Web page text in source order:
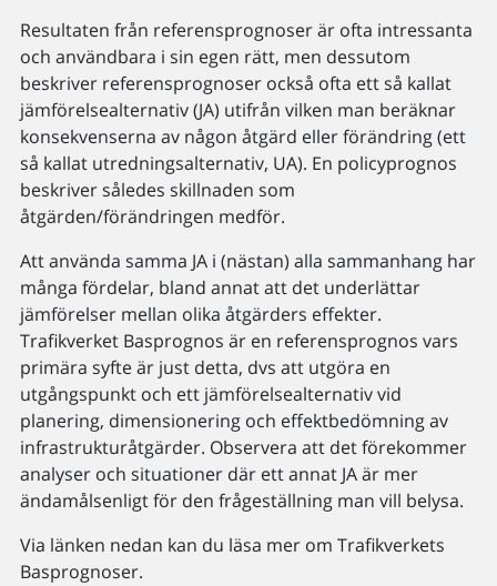
Resultaten från referensprognoser är ofta intressanta
och användbara i sin egen rätt, men dessutom
beskriver referensprognoser också ofta ett så kallat
jämförelsealternativ (JA) utifrån vilken man beräknar
konsekvenserna av någon åtgärd eller förändring (ett
så kallat utredningsalternativ, UA). En policyprognos
beskriver således skillnaden som
åtgärden/förändringen medför.
Att använda samma JA i (nästan) alla sammanhang har
många fördelar, bland annat att det underlättar
jämförelser mellan olika åtgärders effekter.
Trafikverket Basprognos är en referensprognos vars
primära syfte är just detta, dvs att utgöra en
utgångspunkt och ett jämförelsealternativ vid
planering, dimensionering och effektbedömning av
infrastrukturåtgärder. Observera att det förekommer
analyser och situationer där ett annat JA är mer
ändamålsenligt för den frågeställning man vill belysa.
Via länken nedan kan du läsa mer om Trafikverkets
Basprognoser.